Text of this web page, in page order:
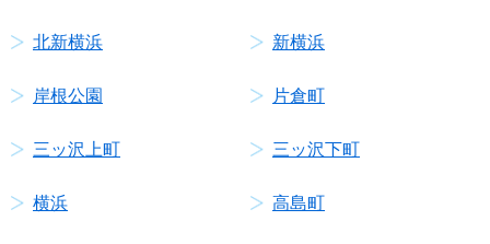
北新横浜 新横浜
岸根公園 片倉町
三ッ沢上町 三ッ沢下町
横浜 高島町